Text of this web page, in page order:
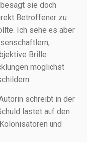
sie doch
Betroffener zu
Ich sehe es aber
Brille
möglichst
schreibt in der
lastet auf den
und